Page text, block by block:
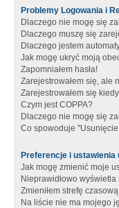
Problemy Logowania i
Dlaczego nie mogę się
Dlaczego muszę się
Dlaczego jestem
Jak mogę ukryć moją
Zapomniałem hasła!
Zarejestrowałem się, ale
Zarejestrowałem się
Czym jest COPPA?
Dlaczego nie mogę się
Co spowoduje
Preferencje i ustawienia
Jak mogę zmienić moje
Nieprawidłowo
Zmieniłem strefę
Na liście nie ma mojego